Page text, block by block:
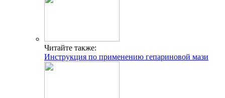
Читайте также:
Инструкция по применению гепариновой мази